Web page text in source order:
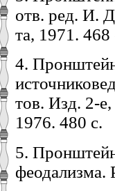
отв. ред. И.
та, 1971. 468
4.
тов. Изд. 2-
1976. 480 с.
5.
феодализма.